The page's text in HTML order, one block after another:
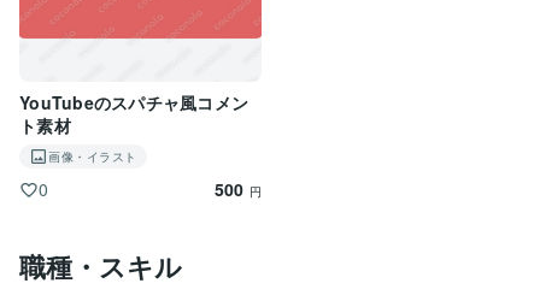
YouTubeのスパチャ風コメン
ト素材
画像・イラスト
0 500 円
職種・スキル